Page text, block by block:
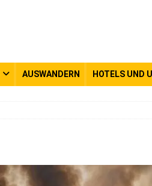
AUSWANDERN HOTELS UND